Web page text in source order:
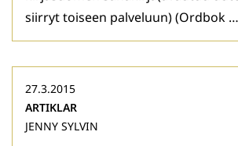
siirryt toiseen palveluun) (Ordbok …
27.3.2015
ARTIKLAR
JENNY SYLVIN